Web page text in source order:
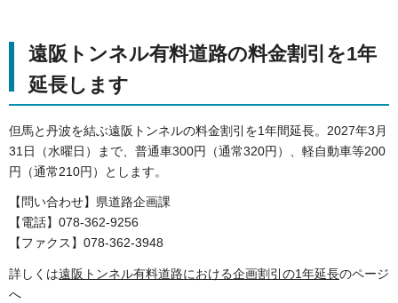
遠阪トンネル有料道路の料金割引を1年
延長します
但馬と丹波を結ぶ遠阪トンネルの料金割引を1年間延長。2027年3月
31日（水曜日）まで、普通車300円（通常320円）、軽自動車等200
円（通常210円）とします。
【問い合わせ】県道路企画課
【電話】078-362-9256
【ファクス】078-362-3948
詳しくは遠阪トンネル有料道路における企画割引の1年延長のページ
へ